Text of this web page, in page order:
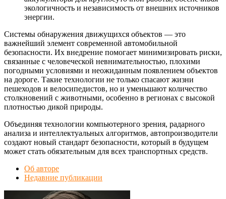
экологичность и независимость от внешних источников
энергии.
Системы обнаружения движущихся объектов — это
важнейший элемент современной автомобильной
безопасности. Их внедрение помогает минимизировать риски,
связанные с человеческой невнимательностью, плохими
погодными условиями и неожиданным появлением объектов
на дороге. Такие технологии не только спасают жизни
пешеходов и велосипедистов, но и уменьшают количество
столкновений с животными, особенно в регионах с высокой
плотностью дикой природы.
Объединяя технологии компьютерного зрения, радарного
анализа и интеллектуальных алгоритмов, автопроизводители
создают новый стандарт безопасности, который в будущем
может стать обязательным для всех транспортных средств.
Об авторе
Недавние публикации